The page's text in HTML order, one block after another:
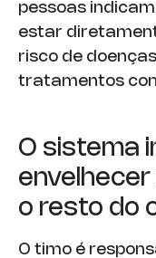
pessoas
estar
risco de
tratamentos
O sistema
envelhecer
o resto do
O timo é